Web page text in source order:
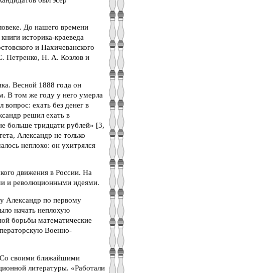
До нашего времени
историка-краеведа
и Нахичеванского
Петренко, Н. А. Козлов и
Весной 1888 года он
В том же году у него умерла
ехать без денег в
решил ехать в
больше тридцати рублей» [3,
Александр не только
неплохо: он ухитрялся
движения в России. На
и революционными идеями.
Александр по первому
начать неплохую
борьбы математические
Военно-
Со своими ближайшими
литературы. «Работали